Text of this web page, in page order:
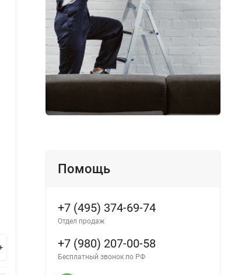
Производитель: IGC
242 000₽
В корзину
Помощь
+7 (495) 374-69-74
Отдел продаж
+7 (980) 207-00-58
Бесплатный звонок по РФ